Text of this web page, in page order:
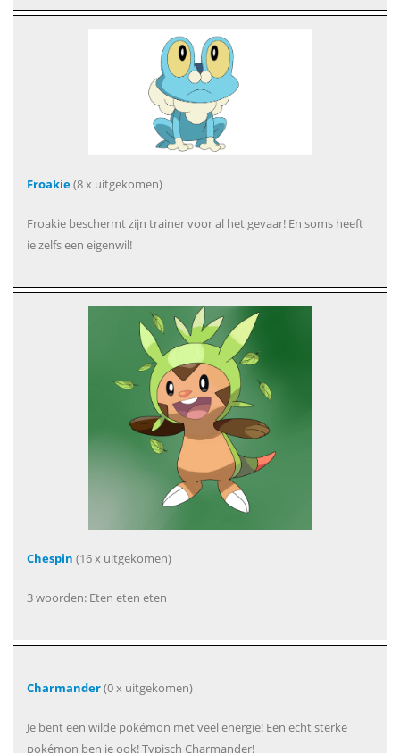
Froakie(8 x uitgekomen)
Froakie beschermt zijn trainer voor al het gevaar! En soms heeft
ie zelfs een eigenwil!
Chespin (16 x uitgekomen)
3 woorden: Eten eten eten
Charmander(0 x uitgekomen)
Je bent een wilde pokémon met veel energie! Een echt sterke
pokémon ben je ook! Typisch Charmander!